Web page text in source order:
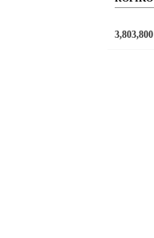
3,803,800